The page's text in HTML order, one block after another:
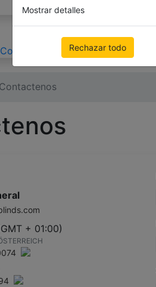
Mostrar detalles
Rechazar todo
Contacto
Contactenos
+ 01:00)